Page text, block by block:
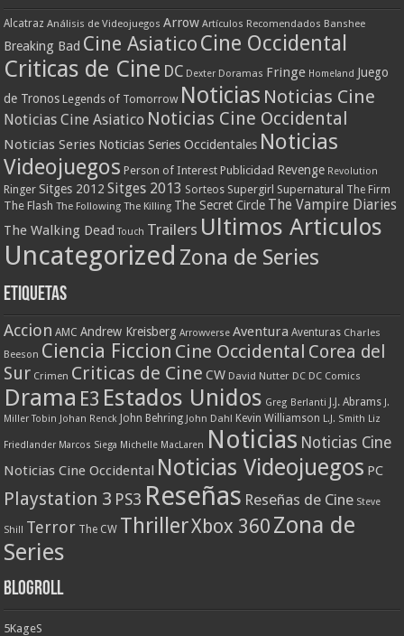
Alcatraz Análisis de Videojuegos Arrow Artículos Recomendados Banshee
Breaking Bad Cine AsiaticoCine Occidental
Criticas de Cine DC Dexter Doramas Fringe Homeland Juego
de Tronos Legends of Tomorrow Noticias Noticias Cine
Noticias Cine Asiatico Noticias Cine Occidental
Noticias Series Noticias Series Occidentales Noticias
Videojuegos Person of Interest Publicidad Revenge Revolution
Ringer Sitges 2012 Sitges 2013 Sorteos Supergirl Supernatural The Firm
The Flash The Following The Killing The Secret Circle The Vampire Diaries
The Walking Dead Touch Trailers Ultimos Articulos
Uncategorized Zona de Series
Etiquetas
Accion AMC Andrew Kreisberg Arrowverse Aventura Aventuras Charles
Beeson Ciencia Ficcion Cine Occidental Corea del
Sur Crimen Criticas de Cine CW David Nutter DC DC Comics
Drama E3 Estados Unidos Greg Berlanti J.J. Abrams J.
Miller Tobin Johan Renck John Behring John Dahl Kevin Williamson L.J. Smith Liz
Friedlander Marcos Siega Michelle MacLaren Noticias Noticias Cine
Noticias Cine Occidental Noticias Videojuegos PC
Playstation 3 PS3 Reseñas Reseñas de Cine Steve
Shill Terror The CW ThrillerXbox 360 Zona de
Series
Blogroll
5KageS